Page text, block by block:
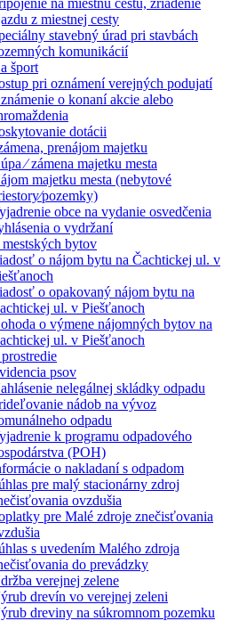
na miestnu cestu, zriadenie
z miestnej cesty
stavebný úrad pri stavbách
komunikácií
šport
pri oznámení verejných podujatí
o konaní akcie alebo
dotácii
prenájom majetku
⁄ zámena majetku mesta
majetku mesta (nebytové
obce na vydanie osvedčenia
o vydržaní
bytov
o nájom bytu na Čachtickej ul. v
o opakovaný nájom bytu na
ul. v Piešťanoch
o výmene nájomných bytov na
ul. v Piešťanoch
psov
nelegálnej skládky odpadu
nádob na vývoz
odpadu
k programu odpadového
(POH)
o nakladaní s odpadom
pre malý stacionárny zdroj
ovzdušia
pre Malé zdroje znečisťovania
s uvedením Malého zdroja
do prevádzky
verejnej zelene
drevín vo verejnej zeleni
dreviny na súkromnom pozemku